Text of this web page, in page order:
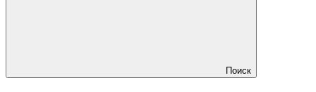
Поиск